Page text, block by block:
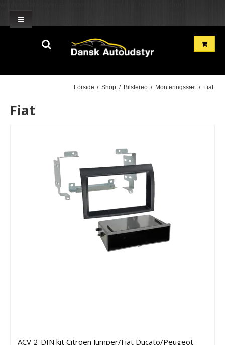
{dataLayer.push(arguments);} gtag('js', new Date()); gtag('config', 'G-
2TH7GD1GME'); gtag('config', 'G-BN2R00GF22'); }
Forside / Shop / Bilstereo / Monteringssæt / Fiat
Fiat
ACV 2-DIN kit Citroen Jumper/Fiat Ducato/Peugeot